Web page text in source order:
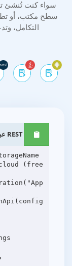
سطح مكتب، أو
التكامل،
تحويل GZ إلى EPUB عبر واجهات برمجة تطبيقات REST .NET
(free